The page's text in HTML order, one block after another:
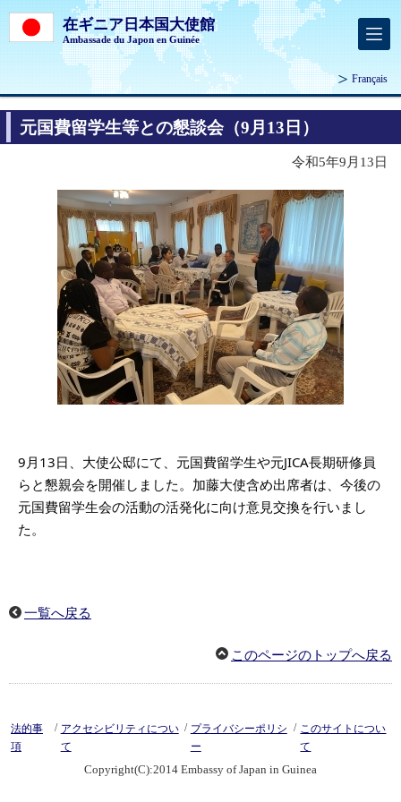
在ギニア日本国大使館
Ambassade du Japon en Guinée
Français
元国費留学生等との懇談会（9月13日）
令和5年9月13日
9月13日、大使公邸にて、元国費留学生や元JICA長期研修員
らと懇親会を開催しました。加藤大使含め出席者は、今後の
元国費留学生会の活動の活発化に向け意見交換を行いまし
た。
一覧へ戻る
このページのトップへ戻る
法的事
項
/ アクセシビリティについ
て
/ プライバシーポリシ
ー
/ このサイトについ
て
Copyright(C):2014 Embassy of Japan in Guinea